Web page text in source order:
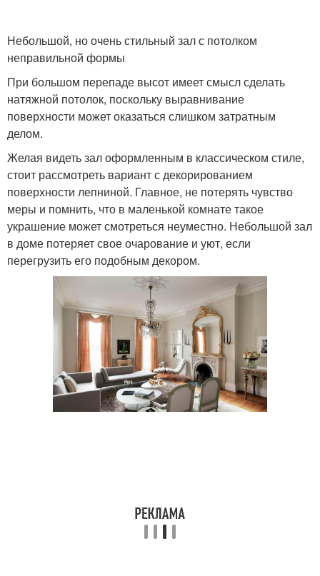
Небольшой, но очень стильный зал с потолком
неправильной формы
При большом перепаде высот имеет смысл сделать
натяжной потолок, поскольку выравнивание
поверхности может оказаться слишком затратным
делом.
Желая видеть зал оформленным в классическом стиле,
стоит рассмотреть вариант с декорированием
поверхности лепниной. Главное, не потерять чувство
меры и помнить, что в маленькой комнате такое
украшение может смотреться неуместно. Небольшой зал
в доме потеряет свое очарование и уют, если
перегрузить его подобным декором.